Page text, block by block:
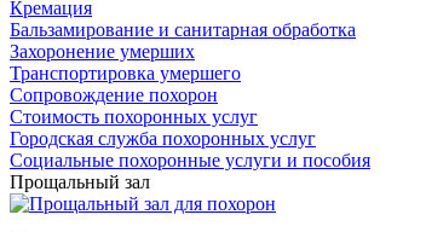
Кремация
Бальзамирование и санитарная обработка
Захоронение умерших
Транспортировка умершего
Сопровождение похорон
Стоимость похоронных услуг
Городская служба похоронных услуг
Социальные похоронные услуги и пособия
Прощальный зал